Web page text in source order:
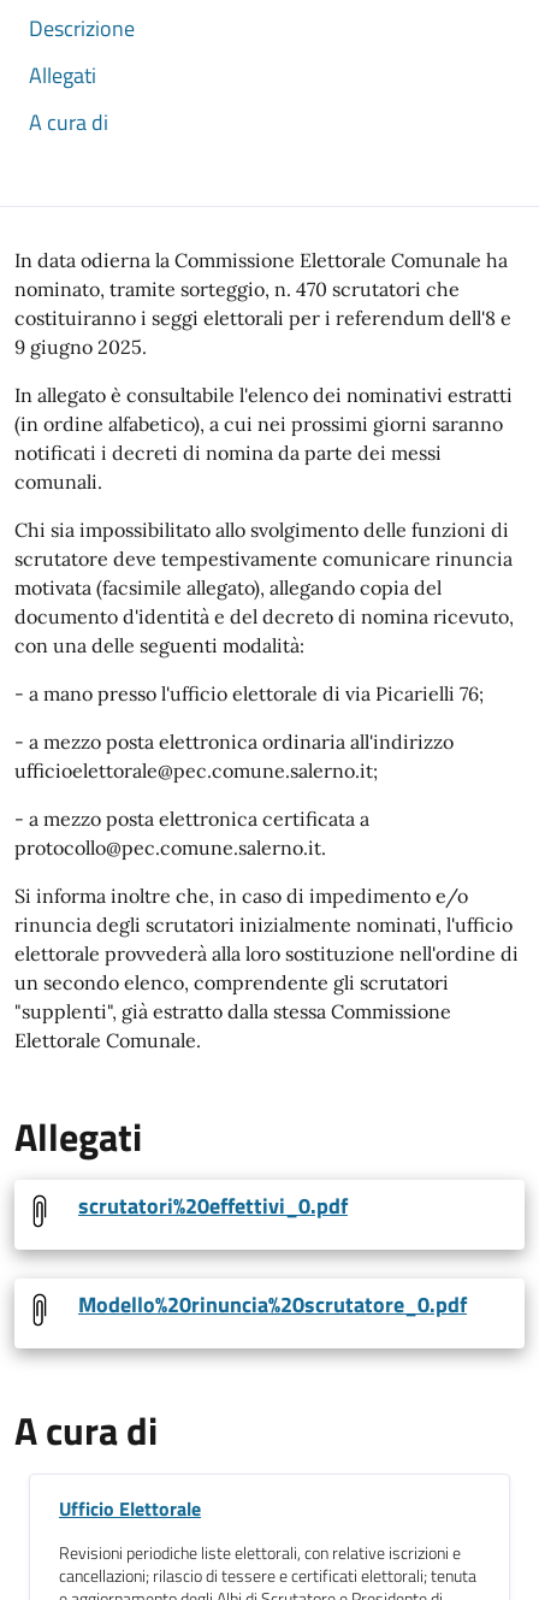
Descrizione
Allegati
A cura di
Descrizione
In data odierna la Commissione Elettorale Comunale ha
nominato, tramite sorteggio, n. 470 scrutatori che
costituiranno i seggi elettorali per i referendum dell'8 e
9 giugno 2025.
In allegato è consultabile l'elenco dei nominativi estratti
(in ordine alfabetico), a cui nei prossimi giorni saranno
notificati i decreti di nomina da parte dei messi
comunali.
Chi sia impossibilitato allo svolgimento delle funzioni di
scrutatore deve tempestivamente comunicare rinuncia
motivata (facsimile allegato), allegando copia del
documento d'identità e del decreto di nomina ricevuto,
con una delle seguenti modalità:
- a mano presso l'ufficio elettorale di via Picarielli 76;
- a mezzo posta elettronica ordinaria all'indirizzo
ufficioelettorale@pec.comune.salerno.it;
- a mezzo posta elettronica certificata a
protocollo@pec.comune.salerno.it.
Si informa inoltre che, in caso di impedimento e/o
rinuncia degli scrutatori inizialmente nominati, l'ufficio
elettorale provvederà alla loro sostituzione nell'ordine di
un secondo elenco, comprendente gli scrutatori
"supplenti", già estratto dalla stessa Commissione
Elettorale Comunale.
Allegati
scrutatori%20effettivi_0.pdf
Modello%20rinuncia%20scrutatore_0.pdf
A cura di
Ufficio Elettorale
Revisioni periodiche liste elettorali, con relative iscrizioni e
cancellazioni; rilascio di tessere e certificati elettorali; tenuta